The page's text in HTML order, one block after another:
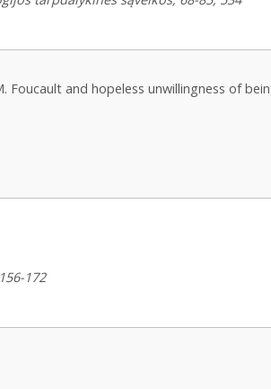
Foucault and hopeless unwillingness of
172